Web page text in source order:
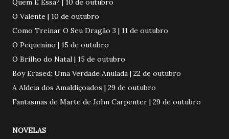
O Valente | 10 de outubro
Como Treinar O Seu Dragão 3 | 11 de outubro
O Pequenino | 15 de outubro
O Brilho do Natal | 15 de outubro
Boy Erased: Uma Verdade Anulada | 22 de outubro
A Aldeia dos Amaldiçoados | 29 de outubro
Fantasmas de Marte de John Carpenter | 29 de outubro
NOVELAS